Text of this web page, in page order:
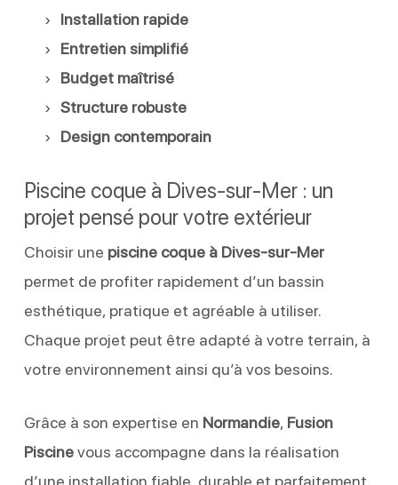
Installation rapide
Entretien simplifié
Budget maîtrisé
Structure robuste
Design contemporain
Piscine coque à Dives-sur-Mer : un
projet pensé pour votre extérieur
Choisir une piscine coque à Dives-sur-Mer
permet de profiter rapidement d’un bassin
esthétique, pratique et agréable à utiliser.
Chaque projet peut être adapté à votre terrain, à
votre environnement ainsi qu’à vos besoins.
Grâce à son expertise en Normandie, Fusion
Piscinevous accompagne dans la réalisation
d’une installation fiable, durable et parfaitement